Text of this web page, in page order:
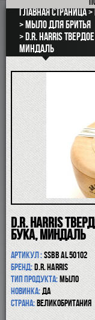
Главная страница
Мыло для бритья
D.R. Harris
миндаль
D.R. Harris
бука, миндаль
Артикул :SSBB AL 50102
Бренд:D.R. Harris
Тип продукта:мыло
Новинка:да
Страна:Великобритания